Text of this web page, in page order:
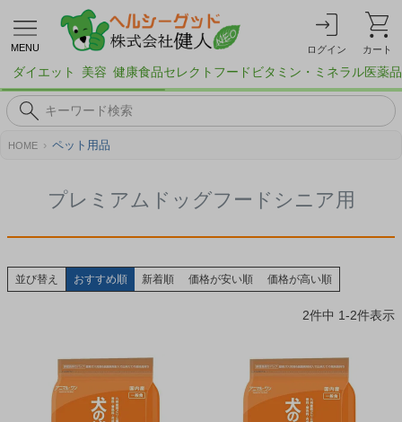
MENU ログイン カート
ダイエット 美容 健康食品セレクトフード ビタミン・ミネラル医薬品
HOME ペット用品
プレミアムドッグフードシニア用
並び替え おすすめ順 新着順 価格が安い順 価格が高い順
2件中 1-2件表示